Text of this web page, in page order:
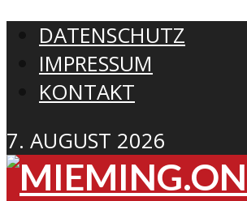
DATENSCHUTZ
IMPRESSUM
KONTAKT
7. AUGUST 2026